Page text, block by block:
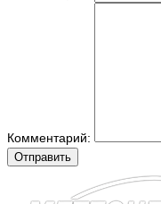
Комментарий:
Отправить